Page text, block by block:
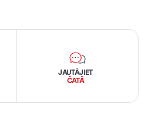
JAUTĀJIET
ČATĀ